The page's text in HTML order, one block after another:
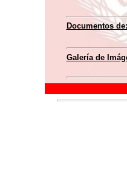
Documentos
Galería de